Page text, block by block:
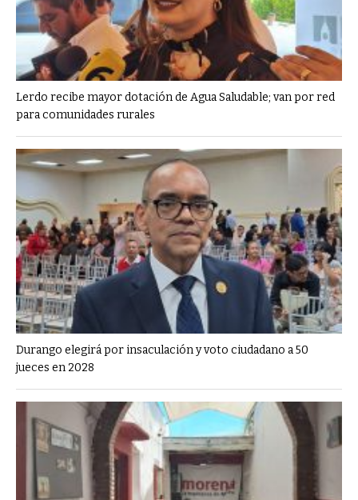
Lerdo recibe mayor dotación de Agua Saludable; van por red
para comunidades rurales
Durango elegirá por insaculación y voto ciudadano a 50
jueces en 2028